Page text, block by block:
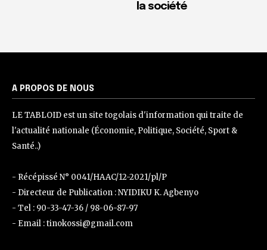
la société
A PROPOS DE NOUS
LE TABLOID est un site togolais d'information qui traite de
l'actualité nationale (Économie, Politique, Société, Sport &
Santé..)
- Récépissé N° 0041/HAAC/12-2021/pl/P
- Directeur de Publication : NYIDIKU K. Agbenyo
- Tel : 90-33-47-36 / 98-06-87-97
- Email : tinokossi@gmail.com